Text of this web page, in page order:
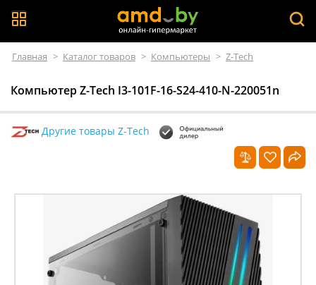
Главная > Каталог товаров > Компьютеры > Z-Tech
Компьютер Z-Tech I3-101F-16-S24-410-N-220051n
Другие товары Z-Tech